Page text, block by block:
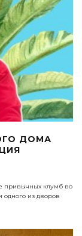
ДОМА
привычных клумб во
одного из дворов